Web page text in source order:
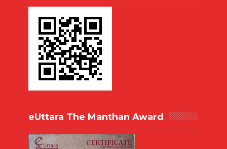
eUttara The Manthan Award